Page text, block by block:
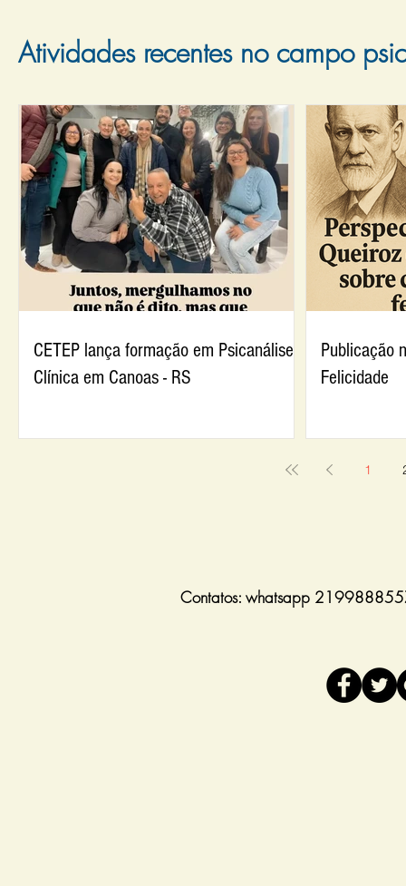
Atividades recentes no campo
CETEP lança formação em Psicanálise
Clínica em Canoas - RS
Publicação
Felicidade
1
Contatos: whatsapp